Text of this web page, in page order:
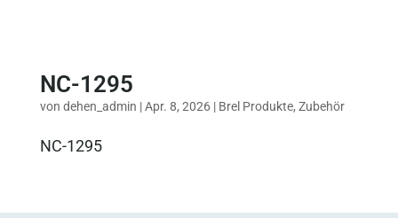
NC-1295
von dehen_admin |Apr. 8, 2026| Brel Produkte, Zubehör
NC-1295